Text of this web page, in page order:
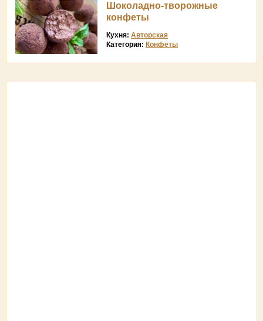
Шоколадно-творожные
конфеты
Кухня: Авторская
Категория: Конфеты